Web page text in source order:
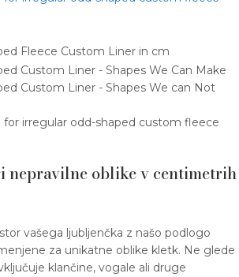
nepravilne oblike v centimetrih
vašega ljubljenčka z našo podlogo
za unikatne oblike kletk. Ne glede
klančine, vogale ali druge